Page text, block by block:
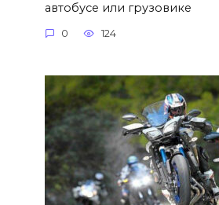
автобусе или грузовике
0 124